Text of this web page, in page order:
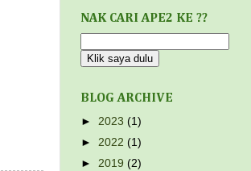
NAK CARI APE2 KE ??
BLOG ARCHIVE
► 2023 (1)
► 2022 (1)
► 2019 (2)